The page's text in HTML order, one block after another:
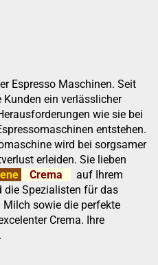
Espresso Maschinen. Seit
ein verlässlicher
wie sie bei
entstehen.
wird bei sorgsamer
erleiden. Sie lieben
Crema
auf Ihrem
die Spezialisten für das
sowie die perfekte
Crema. Ihre